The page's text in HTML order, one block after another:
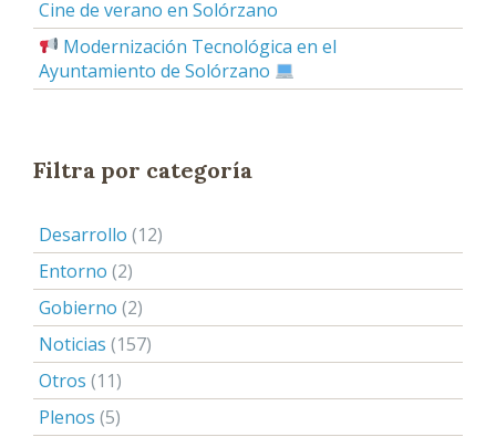
Cine de verano en Solórzano
Modernización Tecnológica en el
Ayuntamiento de Solórzano
Filtra por categoría
Desarrollo (12)
Entorno (2)
Gobierno (2)
Noticias (157)
Otros (11)
Plenos (5)